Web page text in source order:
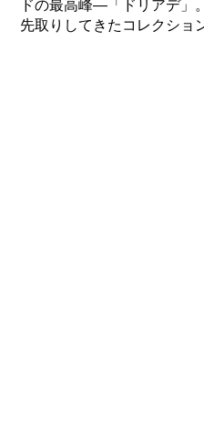
ドの最高峰―「ドリアデ」
先取りしてきたコレクショ